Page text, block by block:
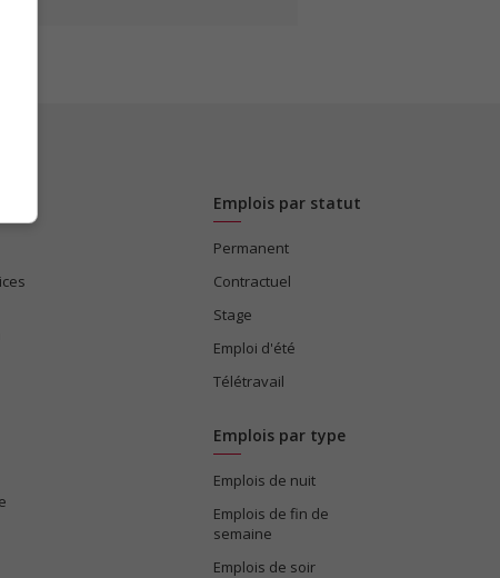
Emplois par statut
Permanent
Contractuel
Stage
Emploi d'été
Télétravail
Emplois par type
Emplois de nuit
Emplois de fin de
semaine
Emplois de soir